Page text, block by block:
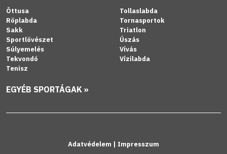
Öttusa
Röplabda
Sakk
Sportlövészet
Súlyemelés
Tekvondó
Tenisz
Tollaslabda
Tornasportok
Triatlon
Úszás
Vívás
Vízilabda
EGYÉB SPORTÁGAK »
Adatvédelem | Impresszum